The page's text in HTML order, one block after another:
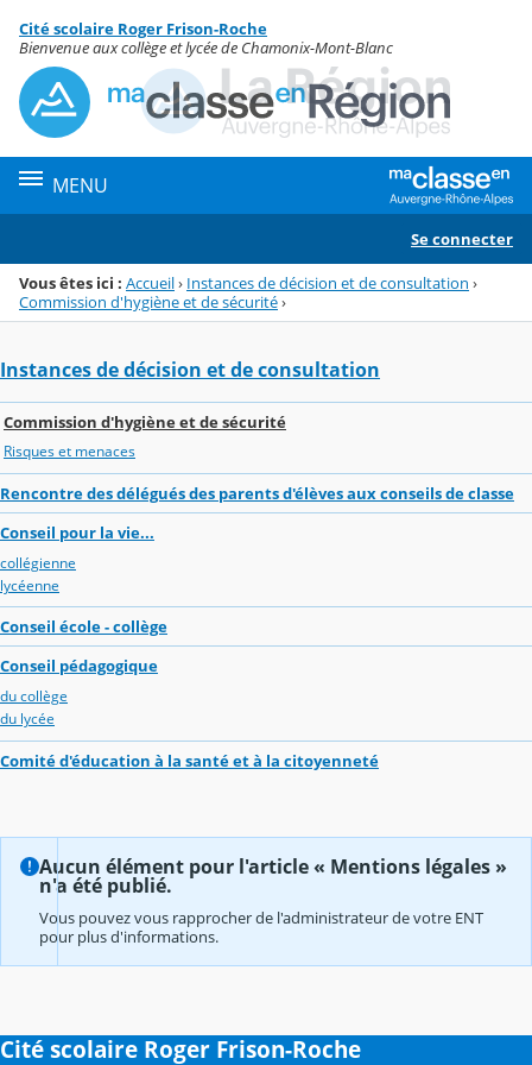
Menu de la rubrique
Contenu
Cité scolaire Roger Frison-Roche
Bienvenue aux collège et lycée de Chamonix-Mont-Blanc
MENU
Se connecter
Vous êtes ici : Accueil› Instances de décision et de consultation ›
Commission d'hygiène et de sécurité›
Instances de décision et de consultation
Commission d'hygiène et de sécurité
Risques et menaces
Rencontre des délégués des parents d'élèves aux conseils de classe
Conseil pour la vie...
collégienne
lycéenne
Conseil école - collège
Conseil pédagogique
du collège
du lycée
Comité d'éducation à la santé et à la citoyenneté
Aucun élément pour l'article « Mentions légales »
n'a été publié.
Vous pouvez vous rapprocher de l'administrateur de votre ENT
pour plus d'informations.
Cité scolaire Roger Frison-Roche